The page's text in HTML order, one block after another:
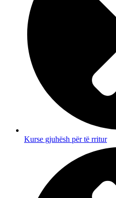
Kurse gjuhësh për të rritur